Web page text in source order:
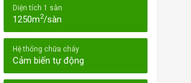
Diện tích 1 sàn
1250m2/sàn
Hệ thống chữa cháy
Cảm biến tự động